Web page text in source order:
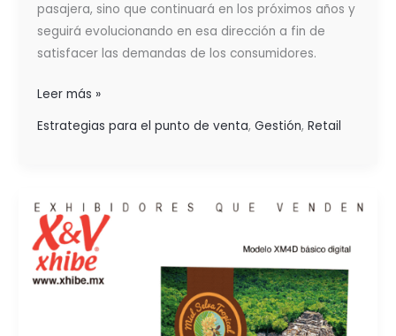
pasajera, sino que continuará en los próximos años y
seguirá evolucionando en esa dirección a fin de
satisfacer las demandas de los consumidores.
Leer más »
Estrategias para el punto de venta, Gestión, Retail
LAS
EXHIBICIONES
SUSTENTABLES
FORTALECEN
TU